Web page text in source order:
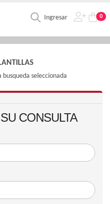
Ingresar 0
busqueda seleccionada
CONSULTA